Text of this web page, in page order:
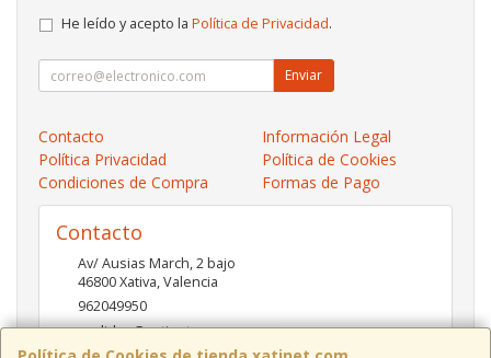
He leído y acepto la Política de Privacidad.
Enviar
Contacto
Información Legal
Política Privacidad
Política de Cookies
Condiciones de Compra
Formas de Pago
Contacto
Av/ Ausias March, 2 bajo
46800Xativa,Valencia
962049950
pedidos@xatinet.com